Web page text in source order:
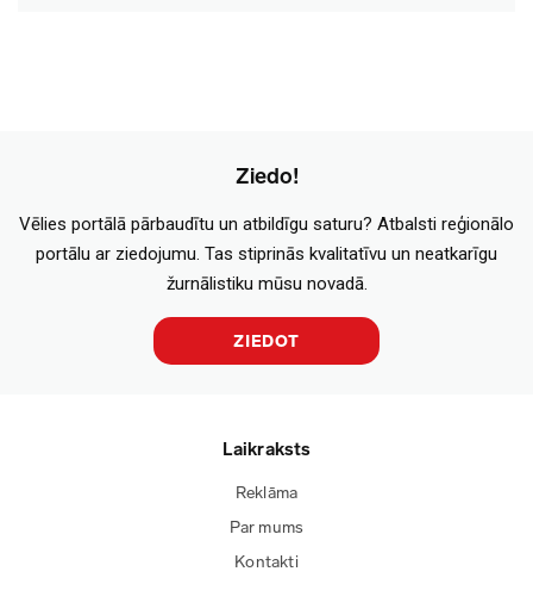
Ziedo!
Vēlies portālā pārbaudītu un atbildīgu saturu? Atbalsti reģionālo
portālu ar ziedojumu. Tas stiprinās kvalitatīvu un neatkarīgu
žurnālistiku mūsu novadā.
ZIEDOT
Laikraksts
Reklāma
Par mums
Kontakti